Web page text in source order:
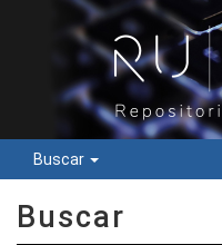
Buscar
Buscar